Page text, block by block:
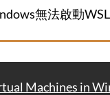
無法啟動
Machines in